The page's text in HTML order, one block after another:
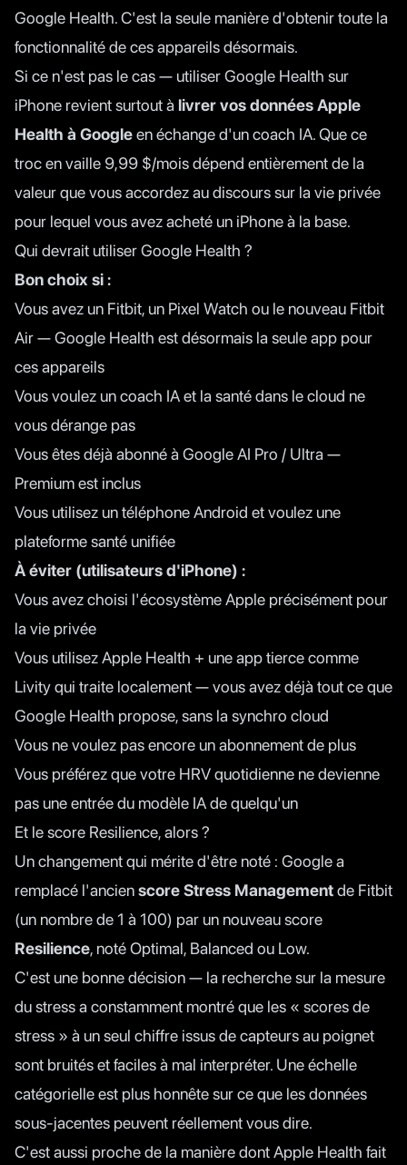
Google Health. C'est la seule manière d'obtenir toute la
fonctionnalité de ces appareils désormais.
Si ce n'est pas le cas — utiliser Google Health sur
iPhone revient surtout à livrer vos données Apple
Health à Googleen échange d'un coach IA. Que ce
troc en vaille 9,99 $/mois dépend entièrement de la
valeur que vous accordez au discours sur la vie privée
pour lequel vous avez acheté un iPhone à la base.
Qui devrait utiliser Google Health ?
Bon choix si :
Vous avez un Fitbit, un Pixel Watch ou le nouveau Fitbit
Air— Google Health est désormais la seule app pour
ces appareils
Vous voulez un coach IA et la santé dans le cloud ne
vous dérange pas
Vous êtes déjà abonné à Google AI Pro / Ultra —
Premium est inclus
Vous utilisez un téléphone Android et voulez une
plateforme santé unifiée
À éviter (utilisateurs d'iPhone) :
Vous avez choisi l'écosystème Apple précisément pour
la vie privée
Vous utilisez Apple Health + une app tierce comme
Livityqui traite localement — vous avez déjà tout ce que
Google Health propose, sans la synchro cloud
Vous ne voulez pas encore un abonnement de plus
Vous préférez que votre HRV quotidienne ne devienne
pas une entrée du modèle IA de quelqu'un
Et le score Resilience, alors ?
Un changement qui mérite d'être noté : Google a
remplacé l'ancienscore Stress Managementde Fitbit
(un nombre de 1 à 100) par un nouveau score
Resilience, noté Optimal, Balanced ou Low.
C'est une bonne décision — la recherche sur la mesure
du stress a constamment montré que les « scores de
stress » à un seul chiffre issus de capteurs au poignet
sont bruités et faciles à mal interpréter. Une échelle
catégorielle est plus honnête sur ce que les données
sous-jacentes peuvent réellement vous dire.
C'est aussi proche de la manière dont Apple Health fait